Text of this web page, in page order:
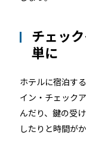
チェッ
単に
ホテルに宿泊す
イン・チェック
んだり、鍵の受
したりと時間が